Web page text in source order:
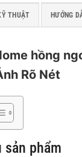
THUẬT HƯỚNG
hồng
Rõ Nét
sản phẩm